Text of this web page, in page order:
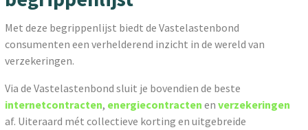
Met deze begrippenlijst biedt de Vastelastenbond
consumenten een verhelderend inzicht in de wereld van
verzekeringen.
Via de Vastelastenbond sluit je bovendien de beste
internetcontracten, energiecontracten enverzekeringen
af. Uiteraard mét collectieve korting en uitgebreide